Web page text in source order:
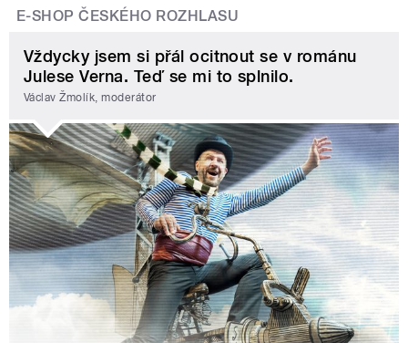
E-SHOP ČESKÉHO ROZHLASU
Vždycky jsem si přál ocitnout se v románu
Julese Verna. Teď se mi to splnilo.
Václav Žmolík, moderátor